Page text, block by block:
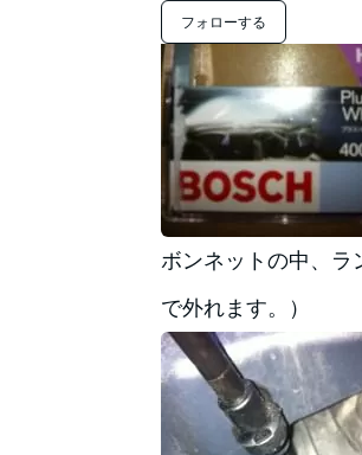
フォローする
ボンネットの中、ラ
で外れます。）